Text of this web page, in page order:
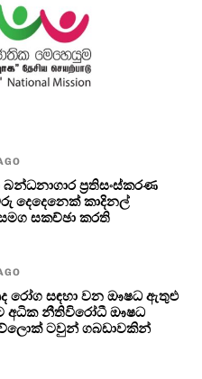
ප්‍රතිසංස්කරණ
දෙදෙනෙක් කාදිනල්
සකච්ඡා කරති
රෝග සඳහා වන ඖෂධ ඇතුළු
අධික නීතිවිරෝධී ඖෂධ
ටවුන් ගබඩාවකින්